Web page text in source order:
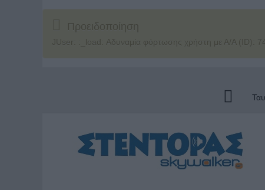
Προειδοποίηση
JUser: :_load: Αδυναμία φόρτωσης χρήστη με Α/Α (ID):